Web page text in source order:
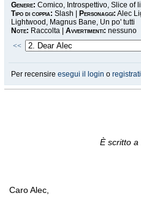
Genere: Comico, Introspettivo, Slice of
Tipo di coppia: Slash | Personaggi: Alec
Lightwood, Magnus Bane, Un po' tutti
Note: Raccolta | Avvertimenti: nessuno
<<
Per recensire esegui il login o registrati
È scritto a
Caro Alec,